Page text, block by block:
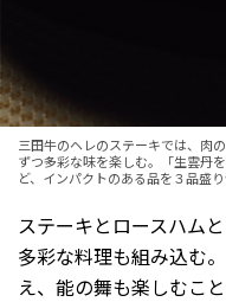
三田牛のヘレのステーキでは、肉
ずつ多彩な味を楽しむ。「生雲丹
ど、インパクトのある品を３品盛り
ステーキとロースハム
多彩な料理も組み込む
え、能の舞も楽しむこ